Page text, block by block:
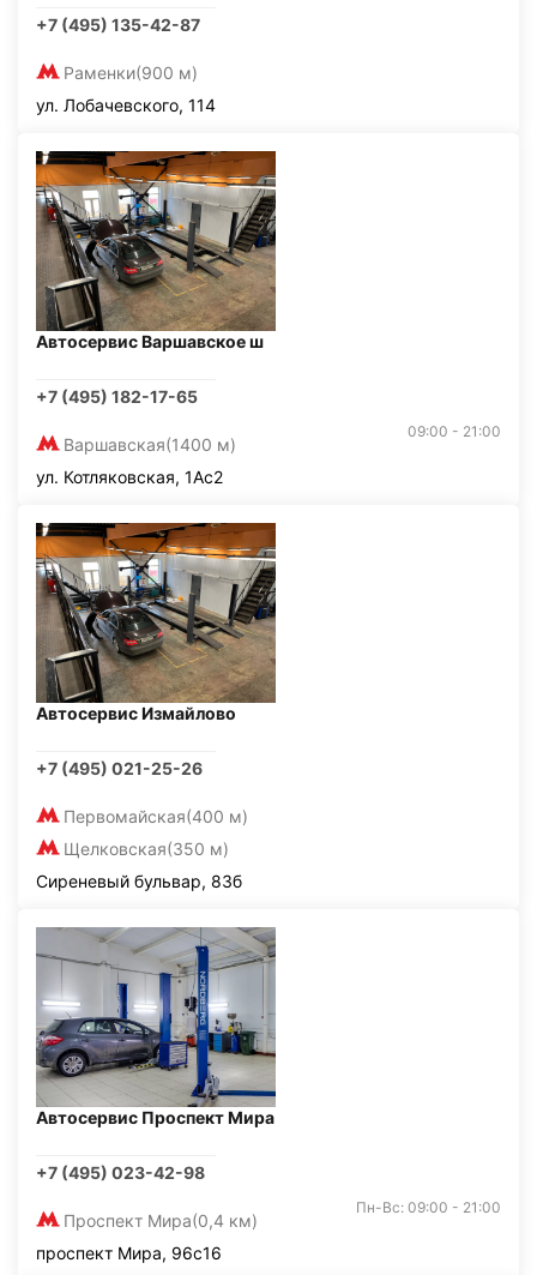
+7 (495) 135-42-87
Раменки(900 м)
ул. Лобачевского, 114
Автосервис Варшавское ш
+7 (495) 182-17-65
Варшавская(1400 м)
09:00 - 21:00
ул. Котляковская, 1Ас2
Автосервис Измайлово
+7 (495) 021-25-26
Первомайская(400 м)
Щелковская(350 м)
Сиреневый бульвар, 83б
Автосервис Проспект Мира
+7 (495) 023-42-98
Проспект Мира(0,4 км)
Пн-Вс: 09:00 - 21:00
проспект Мира, 96с16